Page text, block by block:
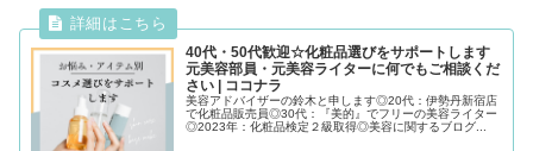
40代・50代歓迎☆化粧品選びをサポートします
元美容部員・元美容ライターに何でもご相談くだ
さい | ココナラ
美容アドバイザーの鈴木と申します◎20代：伊勢丹新宿店
で化粧品販売員◎30代：『美的』でフリーの美容ライター
◎2023年：化粧品検定２級取得◎美容に関するブログ...